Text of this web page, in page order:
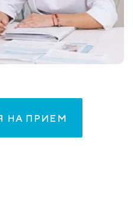
НА ПРИЕМ